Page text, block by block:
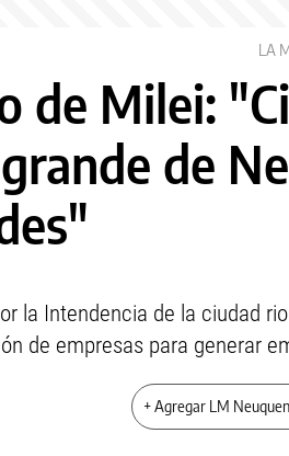
LA
de Milei:
de
la Intendencia de la ciudad
de empresas para generar
+ Agregar LM